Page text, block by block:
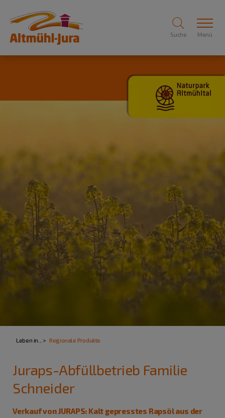
Suche Menü
Leben in... Regionale Produkte
Juraps-Abfüllbetrieb Familie
Schneider
Verkauf von JURAPS: Kalt gepresstes Rapsöl aus der